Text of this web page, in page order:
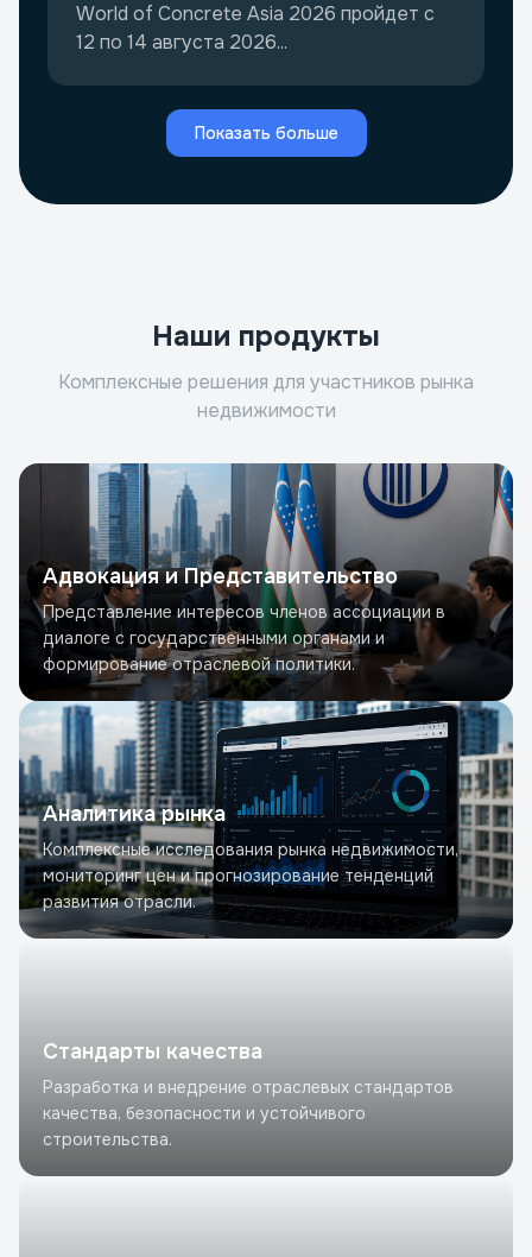
World of Concrete Asia 2026 пройдет с
12 по 14 августа 2026...
Показать больше
Наши продукты
Комплексные решения для участников рынка
недвижимости
Адвокация и Представительство
Представление интересов членов ассоциации в
диалоге с государственными органами и
формирование отраслевой политики.
Аналитика рынка
Комплексные исследования рынка недвижимости,
мониторинг цен и прогнозирование тенденций
развития отрасли.
Стандарты качества
Разработка и внедрение отраслевых стандартов
качества, безопасности и устойчивого
строительства.